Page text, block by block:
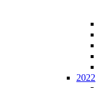
2022